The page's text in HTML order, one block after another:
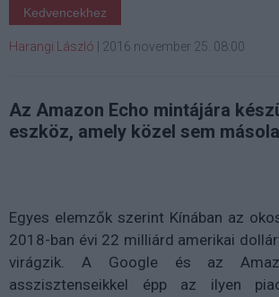
Kedvencekhez
Harangi László 2016 november 25. 08:00
Az Amazon Echo mintájára
eszköz, amely közel sem
Egyes elemzők szerint Kínában az
2018-ban évi 22 milliárd amerikai
virágzik. A Google és az
asszisztenseikkel épp az ilyen